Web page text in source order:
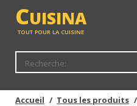
CUISINA
TOUT POUR LA CUISINE
Accueil Tous les produits